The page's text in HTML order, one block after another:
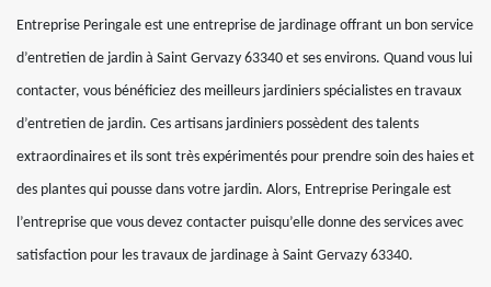
Entreprise Peringale est une entreprise de jardinage offrant un bon service
d’entretien de jardin à Saint Gervazy 63340 et ses environs. Quand vous lui
contacter, vous bénéficiez des meilleurs jardiniers spécialistes en travaux
d’entretien de jardin. Ces artisans jardiniers possèdent des talents
extraordinaires et ils sont très expérimentés pour prendre soin des haies et
des plantes qui pousse dans votre jardin. Alors, Entreprise Peringale est
l’entreprise que vous devez contacter puisqu’elle donne des services avec
satisfaction pour les travaux de jardinage à Saint Gervazy 63340.